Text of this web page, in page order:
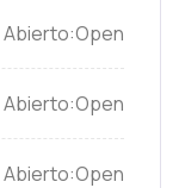
Open
Open
Open